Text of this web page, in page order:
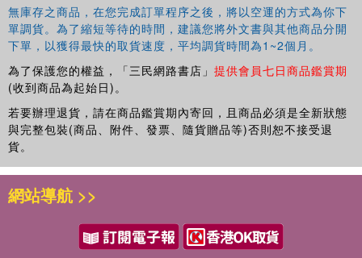
無庫存之商品，在您完成訂單程序之後，將以空運的方式為你下
單調貨。為了縮短等待的時間，建議您將外文書與其他商品分開
下單，以獲得最快的取貨速度，平均調貨時間為1~2個月。
為了保護您的權益，「三民網路書店」 提供會員七日商品鑑賞期
(收到商品為起始日)。
若要辦理退貨，請在商品鑑賞期內寄回，且商品必須是全新狀態
與完整包裝(商品、附件、發票、隨貨贈品等)否則恕不接受退
貨。
網站導航 >>